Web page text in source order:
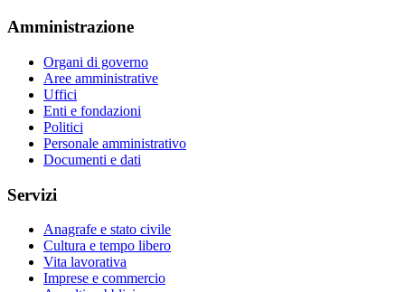
Amministrazione
Organi di governo
Aree amministrative
Uffici
Enti e fondazioni
Politici
Personale amministrativo
Documenti e dati
Servizi
Anagrafe e stato civile
Cultura e tempo libero
Vita lavorativa
Imprese e commercio